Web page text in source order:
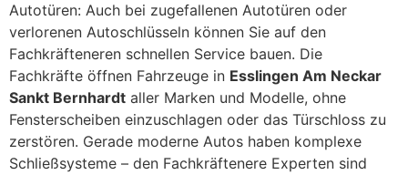
Autotüren: Auch bei zugefallenen Autotüren oder
verlorenen Autoschlüsseln können Sie auf den
Fachkräfteneren schnellen Service bauen. Die
Fachkräfte öffnen Fahrzeuge in Esslingen Am Neckar
Sankt Bernhardt aller Marken und Modelle, ohne
Fensterscheiben einzuschlagen oder das Türschloss zu
zerstören. Gerade moderne Autos haben komplexe
Schließsysteme – den Fachkräftenere Experten sind